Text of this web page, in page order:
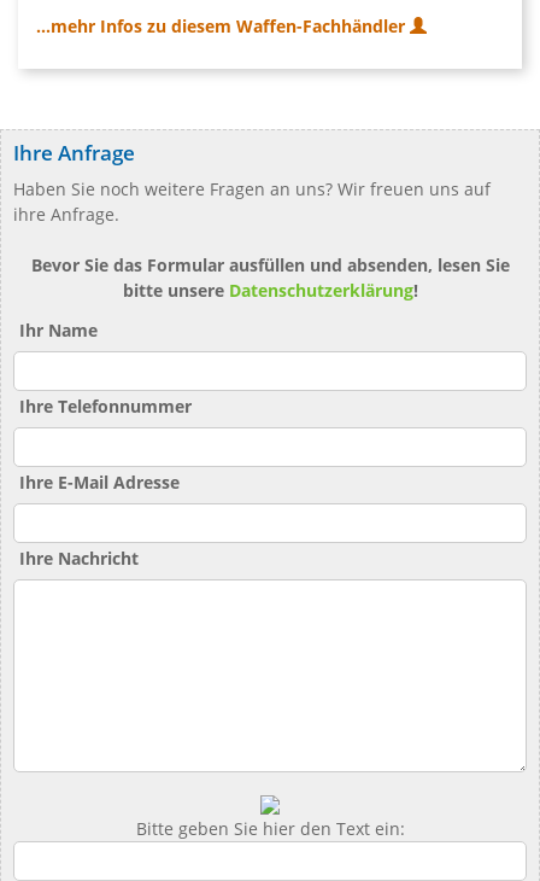
...mehr Infos zu diesem Waffen-Fachhändler
Ihre Anfrage
Haben Sie noch weitere Fragen an uns? Wir freuen uns auf
ihre Anfrage.
Bevor Sie das Formular ausfüllen und absenden, lesen Sie
bitte unsere Datenschutzerklärung!
Ihr Name
Ihre Telefonnummer
Ihre E-Mail Adresse
Ihre Nachricht
Bitte geben Sie hier den Text ein: